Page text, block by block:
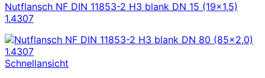
Nutflansch NF DIN 11853-2 H3 blank DN 15 (19×1,5)
1.4307
Schnellansicht